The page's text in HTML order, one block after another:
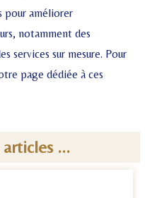
pour améliorer
notamment des
services sur mesure. Pour
page dédiée à ces
...